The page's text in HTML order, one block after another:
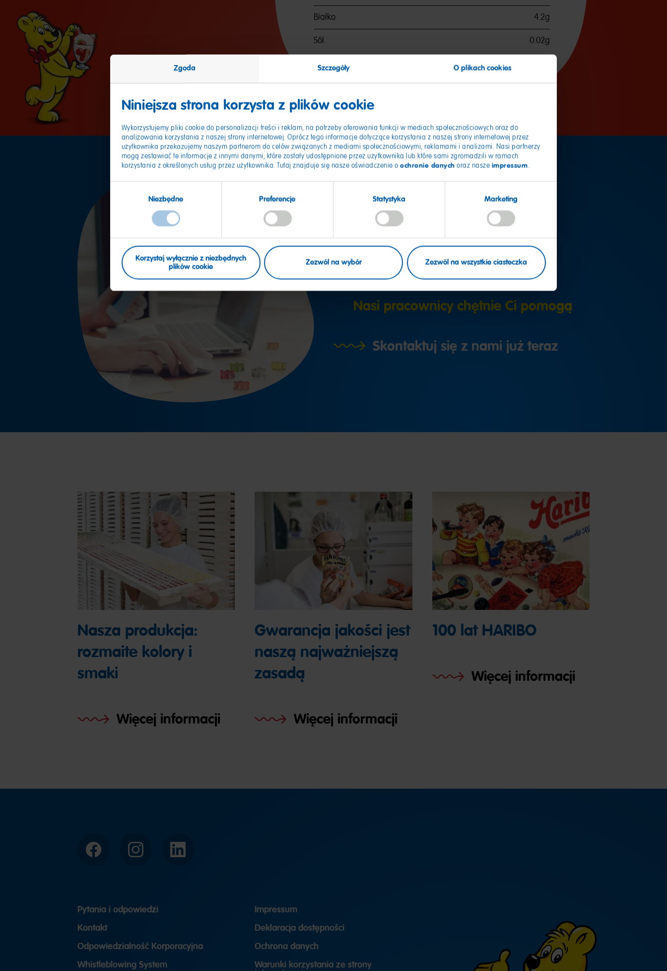
Zgoda Szczegóły O plikach cookies
Niniejsza strona korzysta z plików cookie
Wykorzystujemy pliki cookie do personalizacji treści i reklam, na potrzeby oferowania funkcji w mediach społecznościowych oraz do
analizowania korzystania z naszej strony internetowej. Oprócz tego informacje dotyczące korzystania z naszej strony internetowej przez
użytkownika przekazujemy naszym partnerom do celów związanych z mediami społecznościowymi, reklamami i analizami. Nasi partnerzy
mogą zestawiać te informacje z innymi danymi, które zostały udostępnione przez użytkownika lub które sami zgromadzili w ramach
korzystania z określonych usług przez użytkownika. Tutaj znajduje się nasze oświadczenie o ochronie danych oraz nasze impressum.
Niezbędne Preferencje Statystyka Marketing
Korzystaj wyłącznie z niezbędnych
plików cookie
Zezwól na wybór Zezwól na wszystkie ciasteczka
Białko 4.2g
Sól 0.02g
Masz dodatkowe
pytania?
Nasi pracownicy chętnie Ci pomogą
Skontaktuj się z nami już teraz
Nasza produkcja:
rozmaite kolory i
smaki
Więcej informacji
Gwarancja jakości jest
naszą najważniejszą
zasadą
Więcej informacji
100 lat HARIBO
Więcej informacji
Facebook Instagram LinkedIn
Pytania i odpowiedzi
Kontakt
Odpowiedzialność Korporacyjna
Whistleblowing System
Impressum
Deklaracja dostępności
Ochrona danych
Warunki korzystania ze strony